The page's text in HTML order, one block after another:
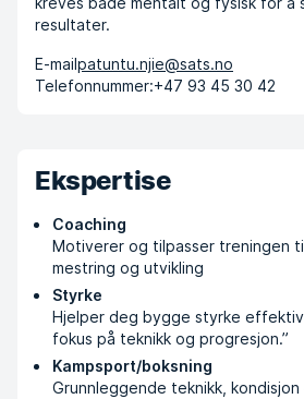
resultater.
E-mailpatuntu.njie@sats.no
Telefonnummer:+47 93 45 30 42
Ekspertise
Coaching
Motiverer og tilpasser treningen
mestring og utvikling
Styrke
Hjelper deg bygge styrke
fokus på teknikk og progresjon.”
Kampsport/boksning
Grunnleggende teknikk,